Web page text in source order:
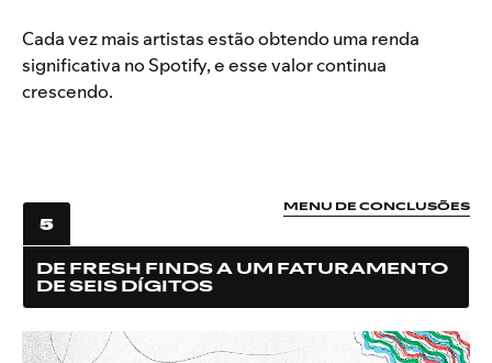
Cada vez mais artistas estão obtendo uma renda
significativa no Spotify, e esse valor continua
crescendo.
5
MENU DE CONCLUSÕES
DE FRESH FINDS A UM FATURAMENTO
DE SEIS DÍGITOS